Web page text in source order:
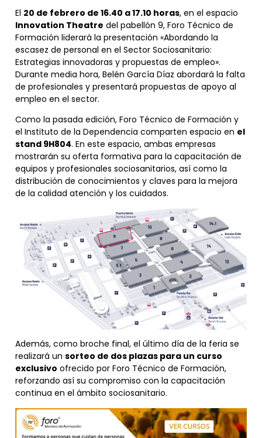
El 20 de febrero de 16.40 a 17.10 horas, en el espacio
Innovation Theatre del pabellón 9, Foro Técnico de
Formación liderará la presentación «Abordando la
escasez de personal en el Sector Sociosanitario:
Estrategias innovadoras y propuestas de empleo».
Durante media hora, Belén García Díaz abordará la falta
de profesionales y presentará propuestas de apoyo al
empleo en el sector.
Como la pasada edición, Foro Técnico de Formación y
el Instituto de la Dependencia comparten espacio en el
stand 9H804. En este espacio, ambas empresas
mostrarán su oferta formativa para la capacitación de
equipos y profesionales sociosanitarios, así como la
distribución de conocimientos y claves para la mejora
de la calidad atención y los cuidados.
Además, como broche final, el último día de la feria se
realizará un sorteo de dos plazas para un curso
exclusivo ofrecido por Foro Técnico de Formación,
reforzando así su compromiso con la capacitación
continua en el ámbito sociosanitario.